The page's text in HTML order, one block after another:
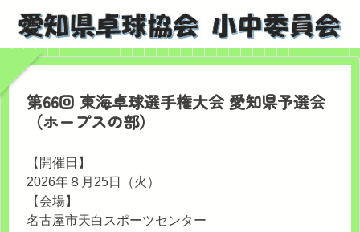
第66回 東海卓球選手権大会 愛知県予選会
（ホープスの部）
【開催日】
2026年８月25日（火）
【会場】
名古屋市天白スポーツセンター